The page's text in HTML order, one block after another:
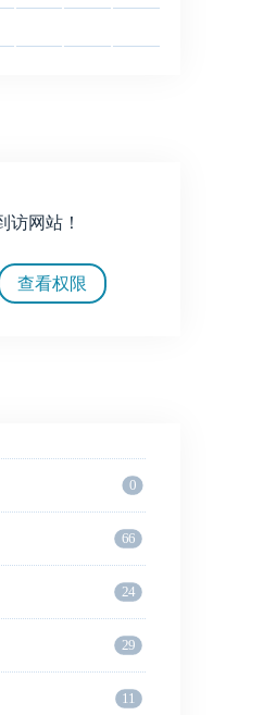
访网站！
查看权限
0
66
24
29
11